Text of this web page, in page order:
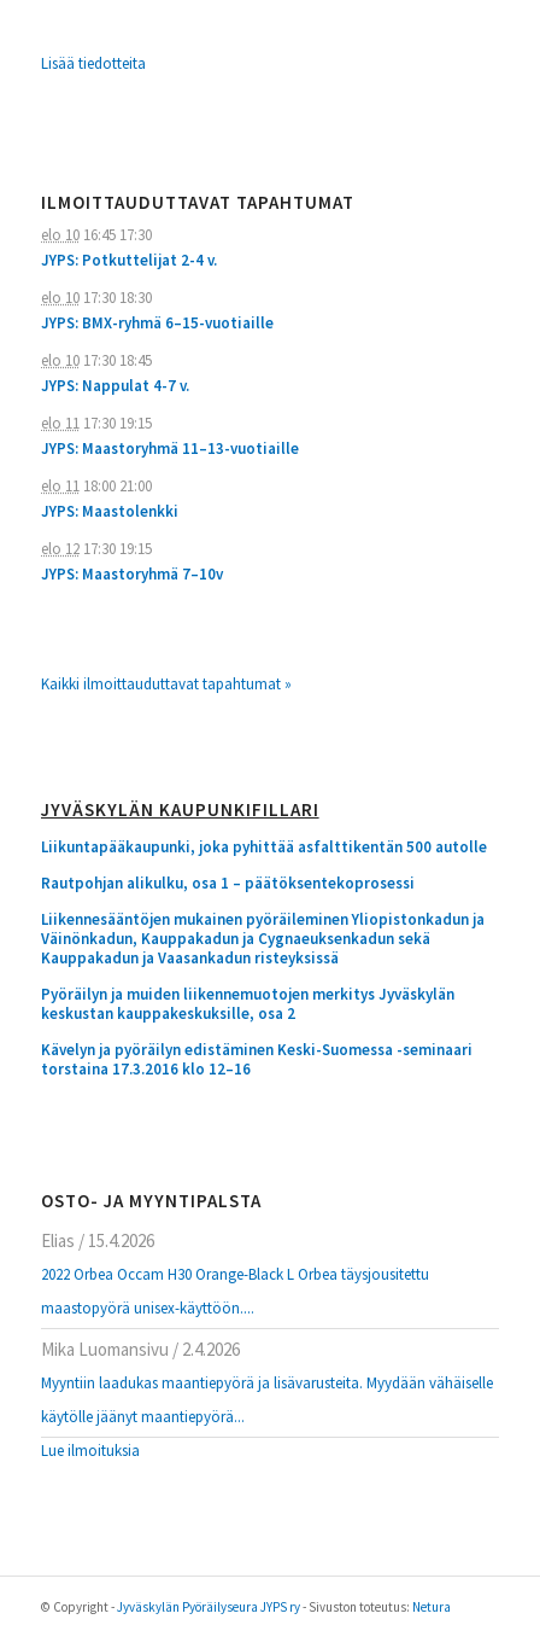
Lisää tiedotteita
ILMOITTAUDUTTAVAT TAPAHTUMAT
elo 1016:45 17:30
JYPS: Potkuttelijat 2-4 v.
elo 1017:30 18:30
JYPS: BMX-ryhmä 6–15-vuotiaille
elo 1017:30 18:45
JYPS: Nappulat 4-7 v.
elo 1117:30 19:15
JYPS: Maastoryhmä 11–13-vuotiaille
elo 1118:00 21:00
JYPS: Maastolenkki
elo 1217:30 19:15
JYPS: Maastoryhmä 7–10v
Kaikki ilmoittauduttavat tapahtumat »
JYVÄSKYLÄN KAUPUNKIFILLARI
Liikuntapääkaupunki, joka pyhittää asfalttikentän 500 autolle
Rautpohjan alikulku, osa 1 – päätöksentekoprosessi
Liikennesääntöjen mukainen pyöräileminen Yliopistonkadun ja
Väinönkadun, Kauppakadun ja Cygnaeuksenkadun sekä
Kauppakadun ja Vaasankadun risteyksissä
Pyöräilyn ja muiden liikennemuotojen merkitys Jyväskylän
keskustan kauppakeskuksille, osa 2
Kävelyn ja pyöräilyn edistäminen Keski-Suomessa -seminaari
torstaina 17.3.2016 klo 12–16
OSTO- JA MYYNTIPALSTA
Elias / 15.4.2026
2022 Orbea Occam H30 Orange-Black L Orbea täysjousitettu
maastopyörä unisex-käyttöön....
Mika Luomansivu / 2.4.2026
Myyntiin laadukas maantiepyörä ja lisävarusteita. Myydään vähäiselle
käytölle jäänyt maantiepyörä...
Lue ilmoituksia
© Copyright -Jyväskylän Pyöräilyseura JYPS ry- Sivuston toteutus: Netura